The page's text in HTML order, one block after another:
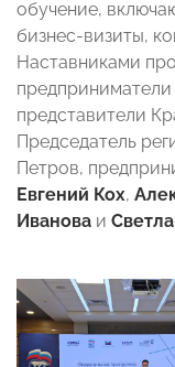
обучение,
бизнес-визиты,
Наставниками
представители
Председатель
Петров,
Евгений Кох,
Иванова и